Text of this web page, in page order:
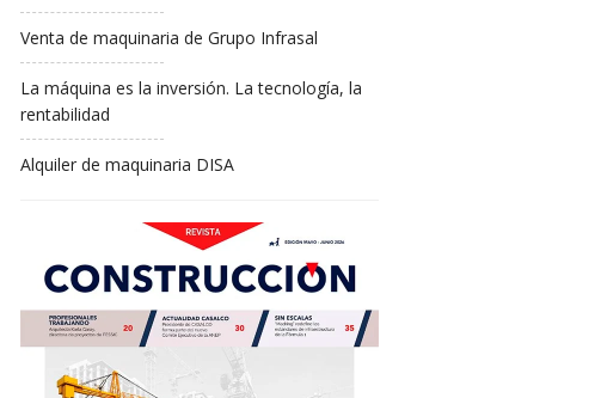
Venta de maquinaria de Grupo Infrasal
La máquina es la inversión. La tecnología, la
rentabilidad
Alquiler de maquinaria DISA